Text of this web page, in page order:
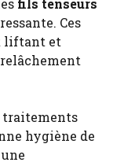
fils tenseurs
Ces
liftant et
traitements
hygiène de